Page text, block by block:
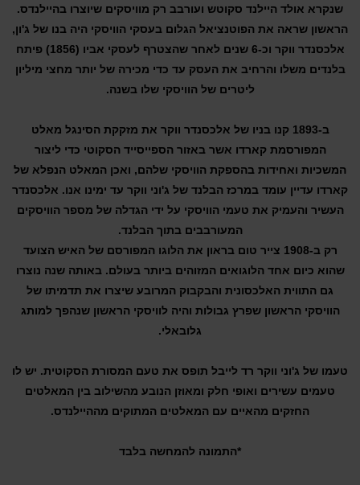
שנקרא אולד היילנד סקוטש ועורבב רק מוויסקים שיוצרו בהיילנדס.
הראשון שראה את הפוטנציאל הגלום בעסקי הוויסקי היה בנו של ג'ון,
אלכסנדר ווקר וכ-6 שנים לאחר שהצטרף לעסקי אביו (1856) פיתח
בלנדים משלו והרחיב את העסק עד כדי מכירה של יותר מחצי מיליון
ליטרים של הוויסקי שלו בשנה.
ב-1893 קנו בניו של אלכסנדר ווקר את מזקקת הסינגל מאלט
המפורסמת קארדו אשר באזור הספייסייד הסקוטי כדי ליצור
המשכיות ואחידות בהספקת הוויסקי שלהם, ואכן המאלט הנפלא של
קארדו עדיין עומד במרכז הבלנד של ג'וני ווקר עד ימינו אנו. אלכסנדר
העשיר והעמיק את טעמי הוויסקי על ידי הגדלה של מספר הוויסקים
המעורבבים בתוך הבלנד.
רק ב-1908 צייר טום בראון את הלוגו המפורסם של האיש הצועד
שהוא כיום אחד הלוגואים המזוהים ביותר בעולם. באותה שנה נוצרו
גם התווית האלכסונית והבקבוק המרובע שיצרו את תדמיתו של
הוויסקי הראשון שפרץ גבולות והיה לוויסקי הראשון שנהפך למותג
גלובאלי.
טעמו של ג'וני ווקר רד לייבל תופס את טעם המסורת הסקוטית. יש לו
טעמים עשירים ואופי חלק ומאוזן הנובע מהשילוב בין המאלטים
החזקים מהאיים עם המאלטים המתוקים מההיילנדס.
*התמונה להמחשה בלבד